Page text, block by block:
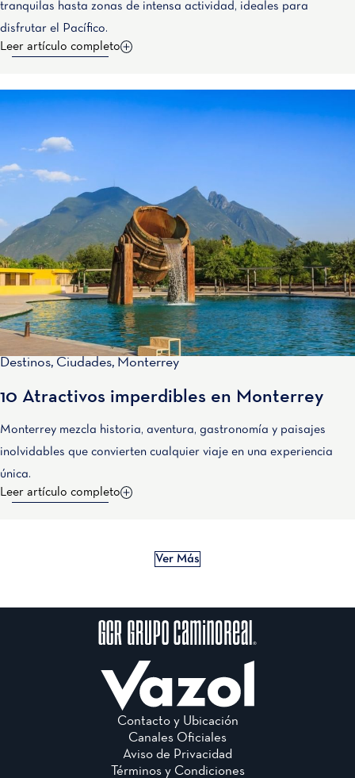
tranquilas hasta zonas de intensa actividad, ideales para
disfrutar el Pacífico.
Leer artículo completo
Destinos, Ciudades, Monterrey
10 Atractivos imperdibles en Monterrey
Monterrey mezcla historia, aventura, gastronomía y paisajes
inolvidables que convierten cualquier viaje en una experiencia
única.
Leer artículo completo
Ver Más
Contacto y Ubicación
Canales Oficiales
Aviso de Privacidad
Términos y Condiciones